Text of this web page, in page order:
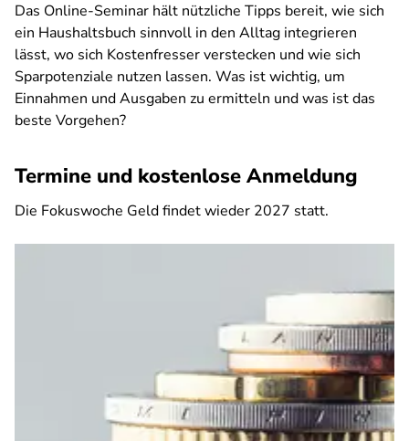
Das Online-Seminar hält nützliche Tipps bereit, wie sich
ein Haushaltsbuch sinnvoll in den Alltag integrieren
lässt, wo sich Kostenfresser verstecken und wie sich
Sparpotenziale nutzen lassen. Was ist wichtig, um
Einnahmen und Ausgaben zu ermitteln und was ist das
beste Vorgehen?
Termine und kostenlose Anmeldung
Die Fokuswoche Geld findet wieder 2027 statt.